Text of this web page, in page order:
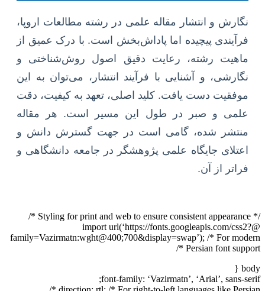
نگارش و انتشار مقاله علمی در رشته مطالعات اروپا،
فرآیندی پیچیده اما پاداش‌بخش است. با درک عمیق از
ماهیت رشته، رعایت دقیق اصول روش‌شناختی و
نگارشی، و آشنایی با فرآیند انتشار، می‌توان به این
موفقیت دست یافت. کلید اصلی، تعهد به کیفیت، دقت
علمی و صبر در طول این مسیر است. هر مقاله
منتشر شده، گامی است در جهت گسترش دانش و
اعتلای جایگاه علمی پژوهشگر در جامعه دانشگاهی و
فراتر از آن.
/* Styling for print and web to ensure consistent appearance */
@import url(‘https://fonts.googleapis.com/css2?
family=Vazirmatn:wght@400;700&display=swap’); /* For modern
Persian font support */
body {
font-family: ‘Vazirmatn’, ‘Arial’, sans-serif;